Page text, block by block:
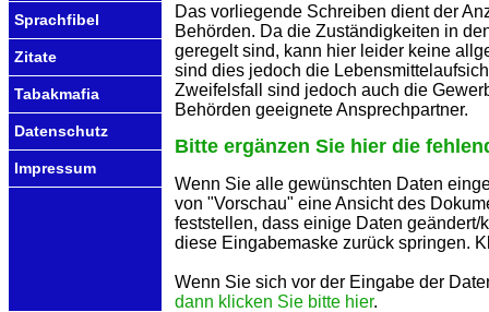
Sprachfibel
Zitate
Tabakmafia
Datenschutz
Impressum
Das vorliegende Schreiben dient der
Behörden. Da die Zuständigkeiten in
geregelt sind, kann hier leider keine
sind dies jedoch die
Zweifelsfall sind jedoch auch die
Behörden geeignete Ansprechpartner.
Bitte ergänzen Sie hier die
Wenn Sie alle gewünschten Daten
von "Vorschau" eine Ansicht des
feststellen, dass einige Daten
diese Eingabemaske zurück springen.
Wenn Sie sich vor der Eingabe der
dann klicken Sie bitte hier.